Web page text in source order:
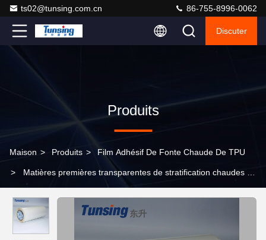
ts02@tunsing.com.cn 86-755-8996-0062
Discuter
Produits
Maison > Produits > Film Adhésif De Fonte Chaude De TPU
> Matières premières transparentes de stratification chaudes de